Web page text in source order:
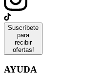
Suscríbete
para
recibir
ofertas!
AYUDA